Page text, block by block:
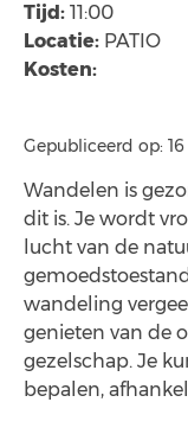
Tijd: 11:00
Locatie: PATIO
Kosten:
Gepubliceerd op:
Wandelen is
dit is. Je wordt
lucht van de
wandeling
genieten van de
gezelschap. Je
bepalen,